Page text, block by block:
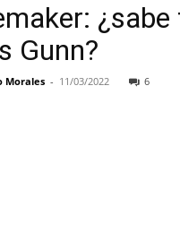
Gunn?
Morales - 11/03/2022 6